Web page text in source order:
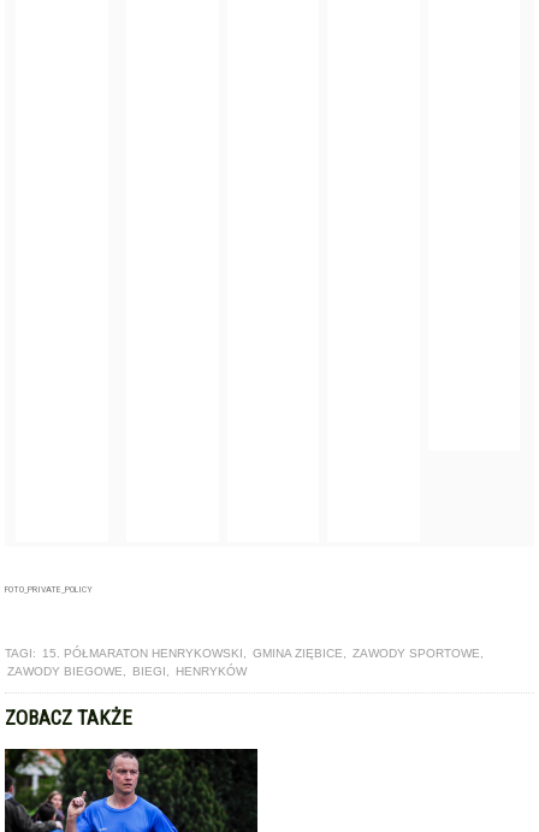
FOTO_PRIVATE_POLICY
TAGI: 15. PÓŁMARATON HENRYKOWSKI, GMINA ZIĘBICE, ZAWODY SPORTOWE,
ZAWODY BIEGOWE, BIEGI, HENRYKÓW
ZOBACZ TAKŻE